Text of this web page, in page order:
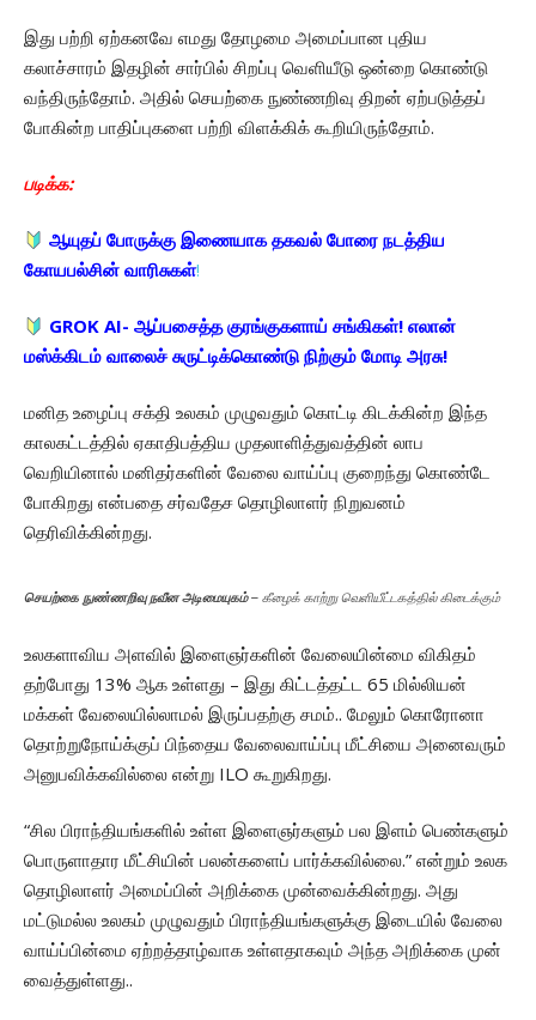
இது பற்றி ஏற்கனவே எமது தோழமை அமைப்பான புதிய
கலாச்சாரம் இதழின் சார்பில் சிறப்பு வெளியீடு ஒன்றை கொண்டு
வந்திருந்தோம். அதில் செயற்கை நுண்ணறிவு திறன் ஏற்படுத்தப்
போகின்ற பாதிப்புகளை பற்றி விளக்கிக் கூறியிருந்தோம்.
படிக்க:
ஆயுதப் போருக்கு இணையாக தகவல் போரை நடத்திய
கோயபல்சின் வாரிசுகள்!
GROK AI- ஆப்பசைத்த குரங்குகளாய் சங்கிகள்! எலான்
மஸ்க்கிடம் வாலைச் சுருட்டிக்கொண்டு நிற்கும் மோடி அரசு!
மனித உழைப்பு சக்தி உலகம் முழுவதும் கொட்டி கிடக்கின்ற இந்த
காலகட்டத்தில் ஏகாதிபத்திய முதலாளித்துவத்தின் லாப
வெறியினால் மனிதர்களின் வேலை வாய்ப்பு குறைந்து கொண்டே
போகிறது என்பதை சர்வதேச தொழிலாளர் நிறுவனம்
தெரிவிக்கின்றது.
செயற்கை நுண்ணறிவு நவீன அடிமையுகம்– கீழைக் காற்று வெளியீட்டகத்தில் கிடைக்கும்
உலகளாவிய அளவில் இளைஞர்களின் வேலையின்மை விகிதம்
தற்போது 13% ஆக உள்ளது – இது கிட்டத்தட்ட 65 மில்லியன்
மக்கள் வேலையில்லாமல் இருப்பதற்கு சமம்.. மேலும் கொரோனா
தொற்றுநோய்க்குப் பிந்தைய வேலைவாய்ப்பு மீட்சியை அனைவரும்
அனுபவிக்கவில்லை என்று ILO கூறுகிறது.
“சில பிராந்தியங்களில் உள்ள இளைஞர்களும் பல இளம் பெண்களும்
பொருளாதார மீட்சியின் பலன்களைப் பார்க்கவில்லை.” என்றும் உலக
தொழிலாளர் அமைப்பின் அறிக்கை முன்வைக்கின்றது. அது
மட்டுமல்ல உலகம் முழுவதும் பிராந்தியங்களுக்கு இடையில் வேலை
வாய்ப்பின்மை ஏற்றத்தாழ்வாக உள்ளதாகவும் அந்த அறிக்கை முன்
வைத்துள்ளது..